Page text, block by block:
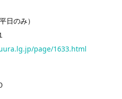
日のみ）
page/1633.html